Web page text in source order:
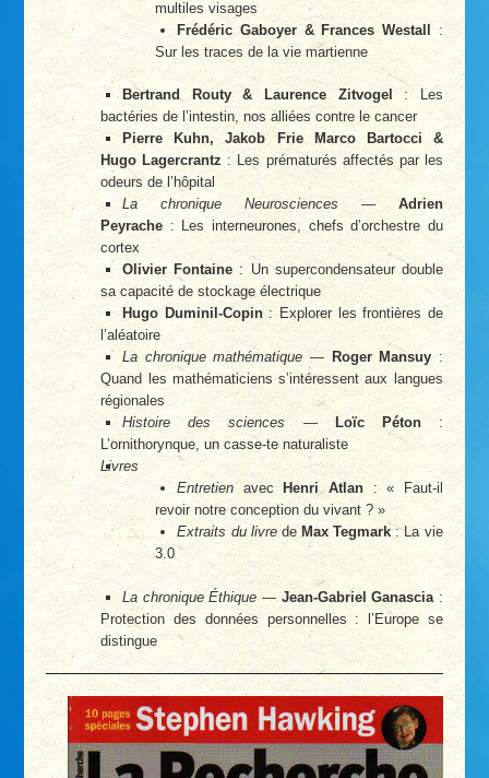
multiles visages
Frédéric Gaboyer & Frances Westall:
Sur les traces de la vie martienne
Bertrand Routy & Laurence Zitvogel
: Les
bactéries de l’intestin, nos alliées contre le cancer
Pierre Kuhn, Jakob Frie Marco Bartocci &
Hugo Lagercrantz : Les prématurés affectés par les
odeurs de l’hôpital
La chronique Neurosciences— Adrien
Peyrache : Les interneurones, chefs d’orchestre du
cortex
Olivier Fontaine : Un supercondensateur double
sa capacité de stockage électrique
Hugo Duminil-Copin: Explorer les frontières de
l’aléatoire
La chronique mathématique —Roger Mansuy :
Quand les mathématiciens s’intéressent aux langues
régionales
Histoire des sciences—Loïc Péton:
L’ornithorynque, un casse-te naturaliste
Livres
Entretien avec Henri Atlan : « Faut-il
revoir notre conception du vivant ? »
Extraits du livredeMax Tegmark : La vie
3.0
La chronique Éthique —Jean-Gabriel Ganascia:
Protection des données personnelles : l’Europe se
distingue